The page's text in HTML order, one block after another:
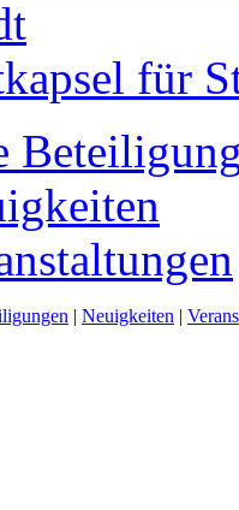
für
| Neuigkeiten |